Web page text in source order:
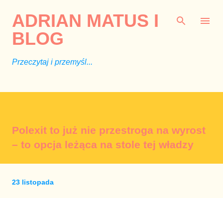
ADRIAN MATUS I
BLOG
Przeczytaj i przemyśl...
Polexit to już nie przestroga na wyrost
– to opcja leżąca na stole tej władzy
23 listopada